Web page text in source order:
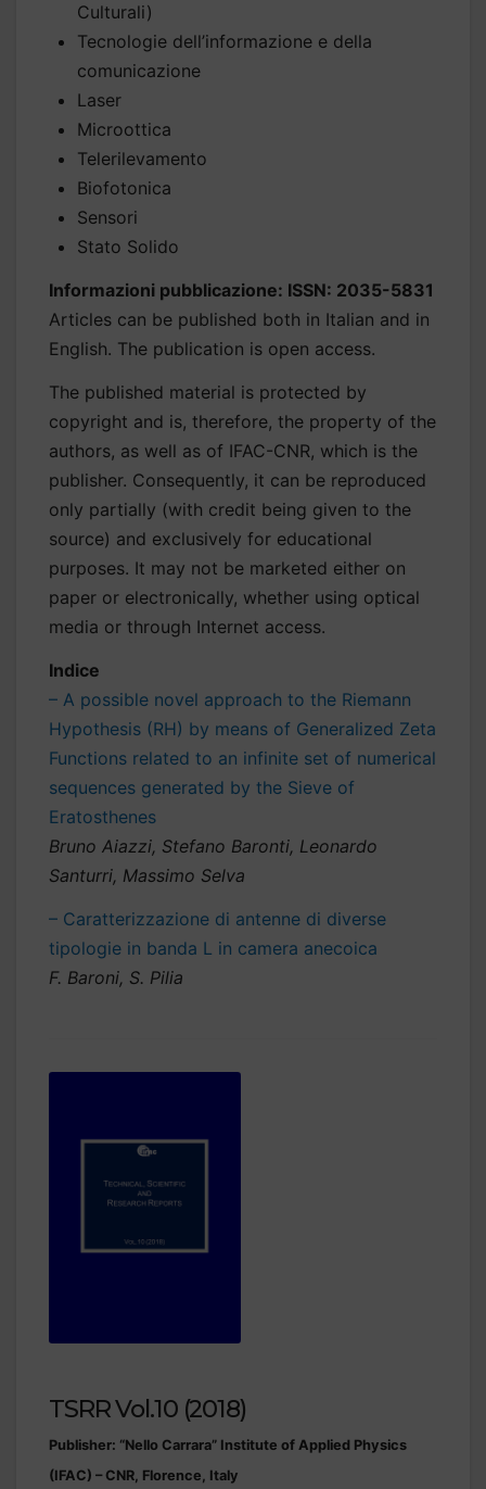
Culturali)
Tecnologie dell’informazione e della
comunicazione
Laser
Microottica
Telerilevamento
Biofotonica
Sensori
Stato Solido
Informazioni pubblicazione: ISSN: 2035-5831
Articles can be published both in Italian and in
English. The publication is open access.
The published material is protected by
copyright and is, therefore, the property of the
authors, as well as of IFAC-CNR, which is the
publisher. Consequently, it can be reproduced
only partially (with credit being given to the
source) and exclusively for educational
purposes. It may not be marketed either on
paper or electronically, whether using optical
media or through Internet access.
Indice
– A possible novel approach to the Riemann
Hypothesis (RH) by means of Generalized Zeta
Functions related to an infinite set of numerical
sequences generated by the Sieve of
Eratosthenes
Bruno Aiazzi, Stefano Baronti, Leonardo
Santurri, Massimo Selva
– Caratterizzazione di antenne di diverse
tipologie in banda L in camera anecoica
F. Baroni, S. Pilia
TSRR Vol.10 (2018)
Publisher: “Nello Carrara” Institute of Applied Physics
(IFAC) – CNR, Florence, Italy